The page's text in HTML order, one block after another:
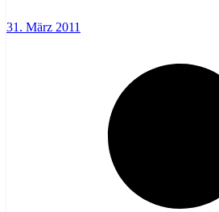
31. März 2011